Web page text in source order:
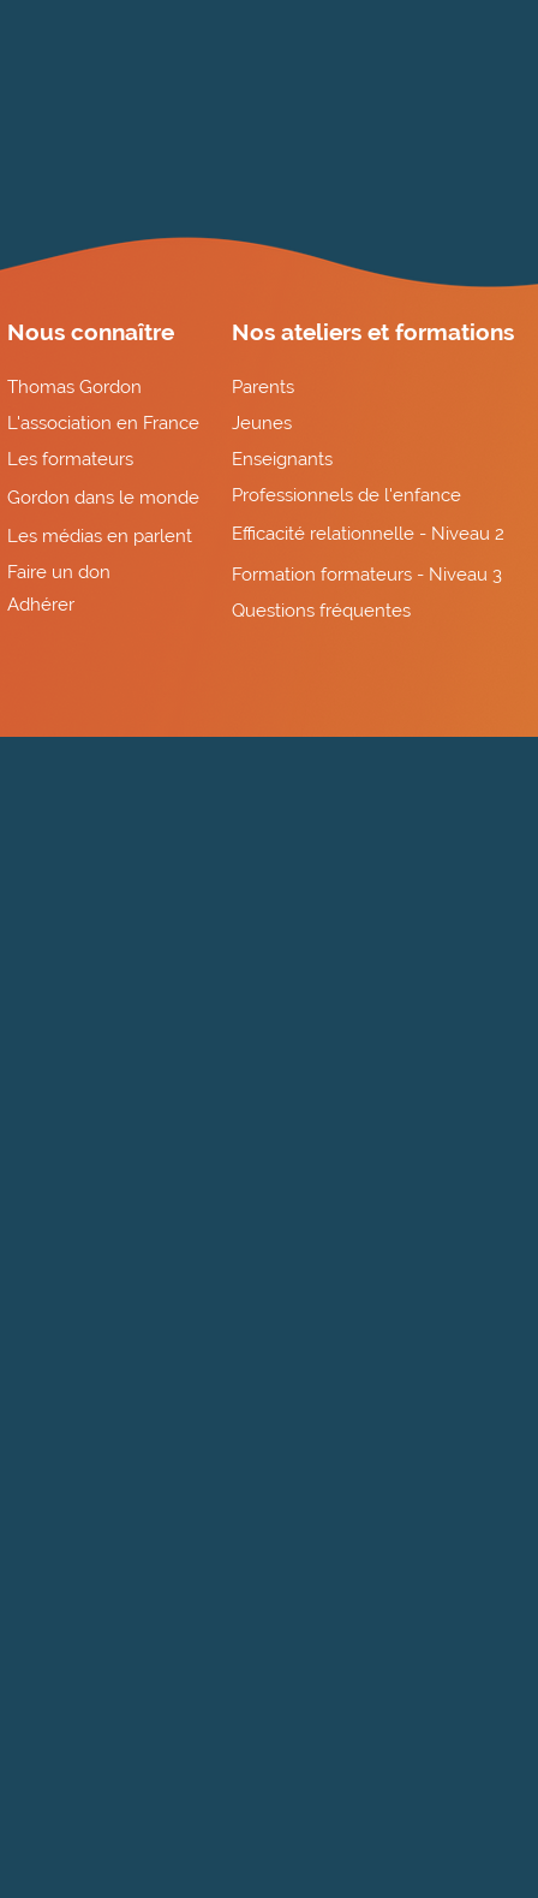
Nos ateliers et formations
Parents
Jeunes
Enseignants
Professionnels de l'enfance
Efficacité relationnelle - Niveau 2
Formation formateurs - Niveau 3
Questions fréquentes
Nous connaître
Thomas Gordon
L'association en France
Les formateurs
Gordon dans le monde
Les médias en parlent
Adhérer
Faire un don